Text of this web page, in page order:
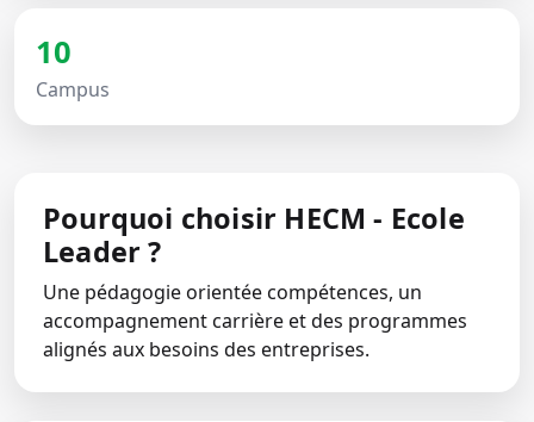
10
Campus
Pourquoi choisir HECM - Ecole
Leader ?
Une pédagogie orientée compétences, un
accompagnement carrière et des programmes
alignés aux besoins des entreprises.